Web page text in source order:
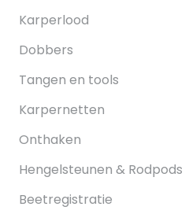
Karperlood
Dobbers
Tangen en tools
Karpernetten
Onthaken
Hengelsteunen & Rodpods
Beetregistratie